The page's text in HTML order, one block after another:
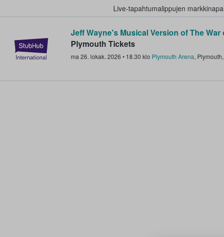
Live-tapahtumalippujen
StubHub - missä fanit ostavat ja
Jeff Wayne's Musical Version of The War
Plymouth Tickets
ma 26. lokak. 2026 • 18.30 klo Plymouth Arena, Plymouth,